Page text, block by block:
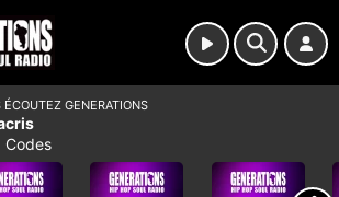
ÉCOUTEZ GENERATIONS
Codes